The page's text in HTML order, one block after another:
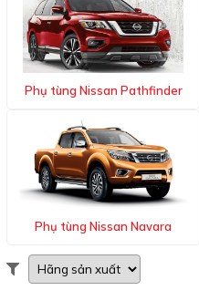
Phụ tùng Nissan Pathfinder
Phụ tùng Nissan Navara